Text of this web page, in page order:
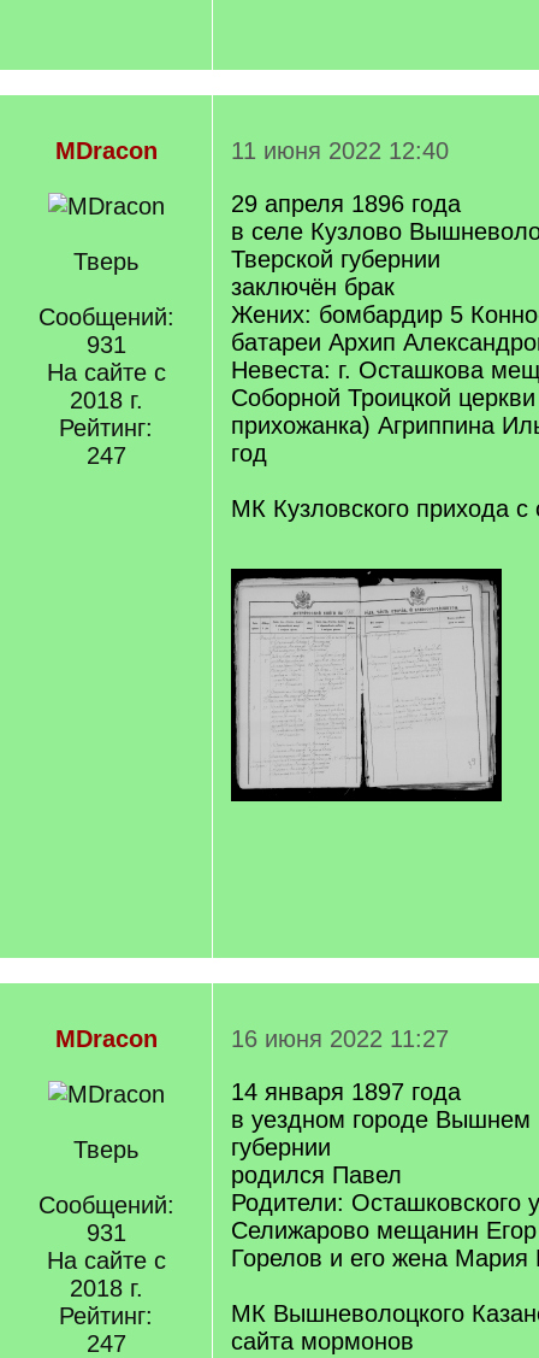
MDracon
Тверь
Сообщений:
931
На сайте с
2018 г.
Рейтинг:
247
11 июня 2022 12:40
29 апреля 1896 года
в селе Кузлово
Тверской губернии
заключён брак
Жених: бомбардир 5
батареи Архип
Невеста: г. Осташкова
Соборной Троицкой
прихожанка) Агриппина
год
МК Кузловского прихода
MDracon
Тверь
Сообщений:
931
На сайте с
2018 г.
Рейтинг:
247
16 июня 2022 11:27
14 января 1897 года
в уездном городе Вышнем
губернии
родился Павел
Родители: Осташковского
Селижарово мещанин Егор
Горелов и его жена Мария
МК Вышневолоцкого
сайта мормонов